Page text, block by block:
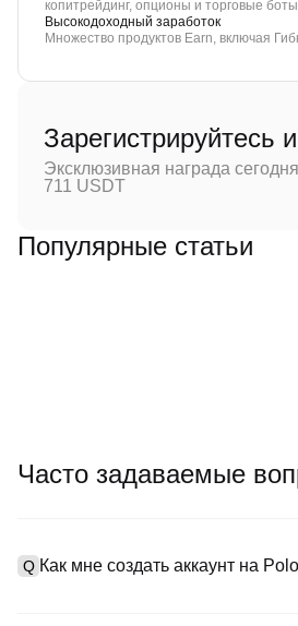
копитрейдинг, опционы и торговые
Высокодоходный заработок
Множество продуктов Earn, включая
Зарегистрируйтесь
Эксклюзивная награда
711 USDT
Популярные статьи
Часто задаваемые
Q Как мне создать аккаунт на